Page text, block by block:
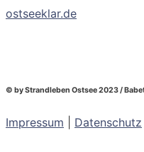
ostseeklar.de
© by Strandleben Ostsee 2023 /
Impressum Datenschutz